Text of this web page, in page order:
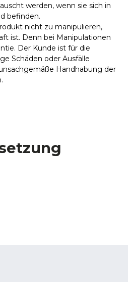
werden, wenn sie sich in
befinden.
nicht zu manipulieren,
ist. Denn bei Manipulationen
Der Kunde ist für die
Schäden oder Ausfälle
Handhabung der